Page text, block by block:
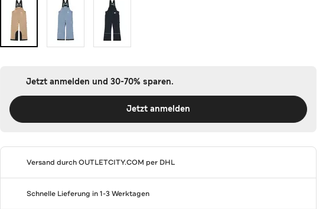
Jetzt anmelden und 30-70% sparen.
Jetzt anmelden
Versand durchOUTLETCITY.COM per DHL
Schnelle Lieferung in 1-3 Werktagen